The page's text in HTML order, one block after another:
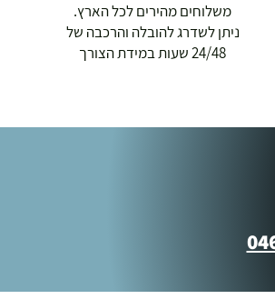
משלוחים מהירים לכל הארץ.
ניתן לשדרג להובלה והרכבה של
24/48 שעות במידת הצורך